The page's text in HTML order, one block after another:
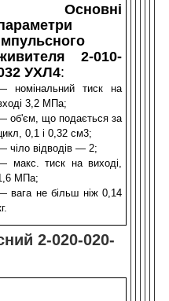
Основні
2-010-
УХЛ4:
номінальний тиск на
3,2 МПа;
об'єм, що подається за
0,1 і 0,32 см3;
чіло відводів — 2;
макс. тиск на виході,
МПа;
вага не більш ніж 0,14
2-020-020-